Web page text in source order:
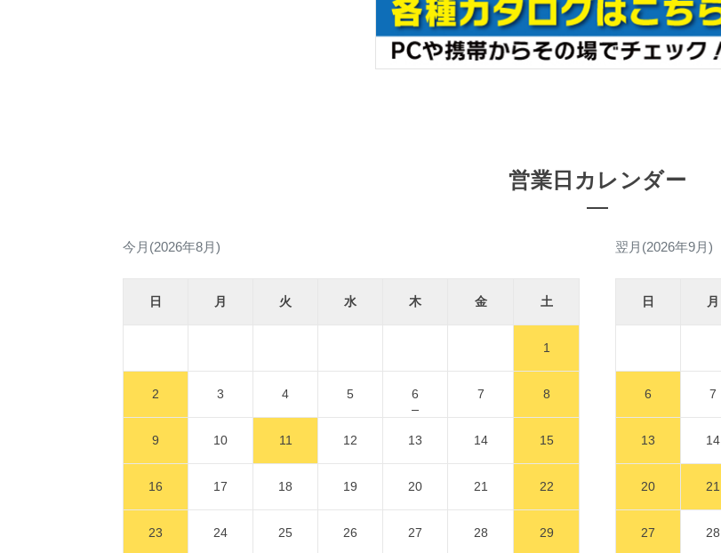
営業日カレンダー
今月(2026年8月)
日 月 火 水 木 金 土
1
2 3 4 5 6 7 8
9 10 11 12 13 14 15
16 17 18 19 20 21 22
23 24 25 26 27 28 29
翌月(2026年9月)
日 月
6 7
13 14
20 21
27 28